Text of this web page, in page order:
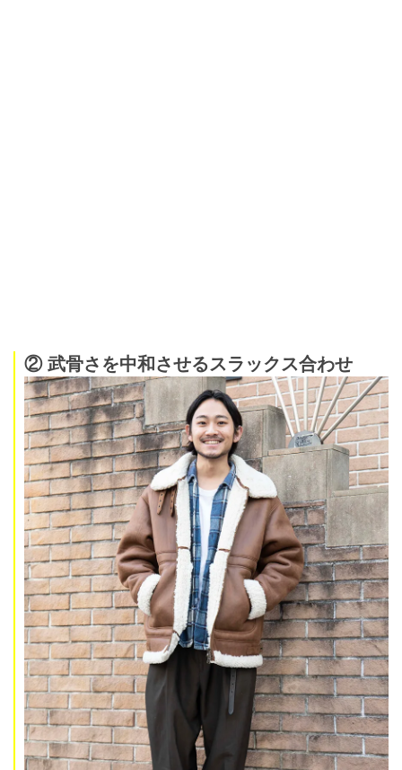
② 武骨さを中和させるスラックス合わせ